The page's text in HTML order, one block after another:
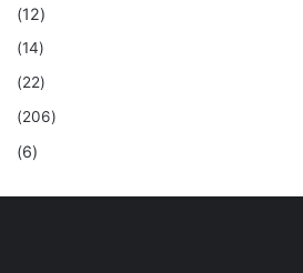
(12)
(14)
(22)
(206)
(6)